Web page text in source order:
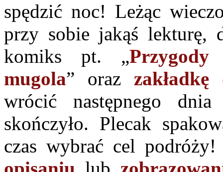
spędzić noc! Leżąc
przy sobie jakąś lekturę,
komiks pt. „
mugola” oraz
wrócić następnego
skończyło. Plecak
czas wybrać cel